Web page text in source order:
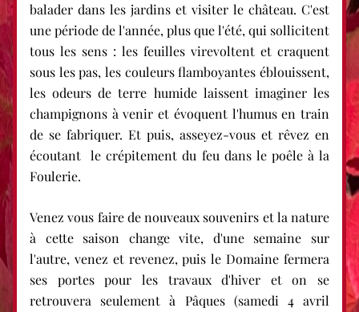
balader dans les jardins et visiter le château. C'est
une période de l'année, plus que l'été, qui sollicitent
tous les sens : les feuilles virevoltent et craquent
sous les pas, les couleurs flamboyantes éblouissent,
les odeurs de terre humide laissent imaginer les
champignons à venir et évoquent l'humus en train
de se fabriquer. Et puis, asseyez-vous et rêvez en
écoutant  le crépitement du feu dans le poêle à la
Foulerie.
Venez vous faire de nouveaux souvenirs et la nature
à cette saison change vite, d'une semaine sur
l'autre, venez et revenez, puis le Domaine fermera
ses portes pour les travaux d'hiver et on se
retrouvera seulement à Pâques (samedi 4 avril